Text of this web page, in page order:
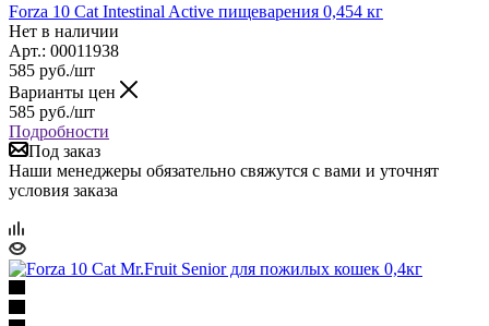
Forza 10 Cat Intestinal Active пищеварения 0,454 кг
Нет в наличии
Арт.: 00011938
585 руб./шт
Варианты цен
585 руб./шт
Подробности
Под заказ
Наши менеджеры обязательно свяжутся с вами и уточнят
условия заказа